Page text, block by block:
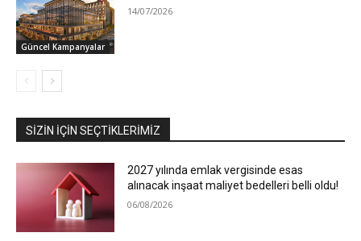
Güncel Kampanyalar
14/07/2026
SIZIN İÇIN SEÇTIKLERIMIZ
2027 yılında emlak vergisinde esas
alınacak inşaat maliyet bedelleri belli oldu!
06/08/2026